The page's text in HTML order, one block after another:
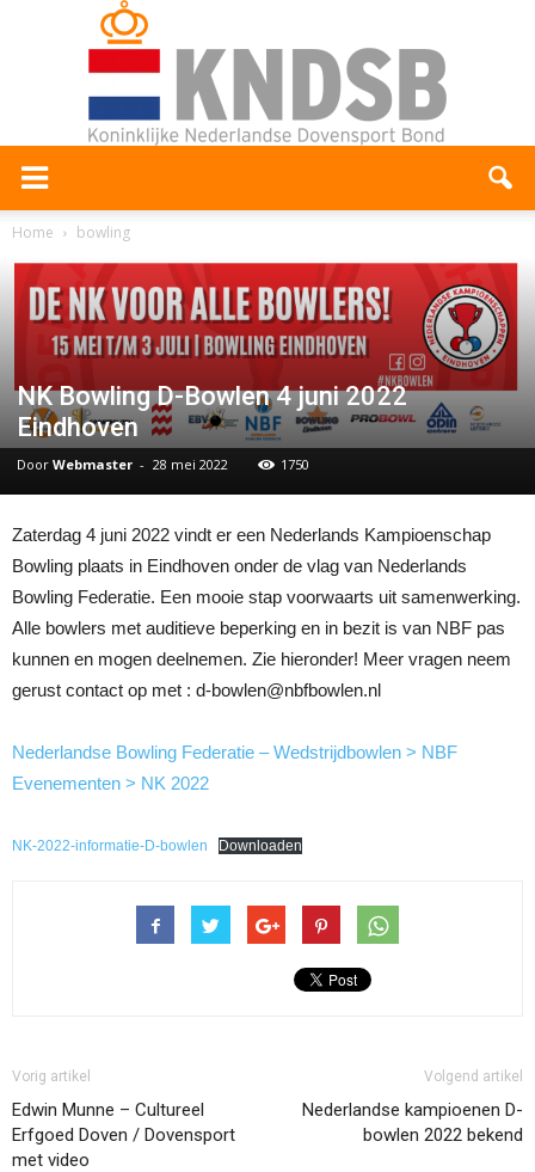
Home bowling
NK Bowling D-Bowlen 4 juni 2022
Eindhoven
Door Webmaster - 28 mei 2022 1750
Zaterdag 4 juni 2022 vindt er een Nederlands Kampioenschap
Bowling plaats in Eindhoven onder de vlag van Nederlands
Bowling Federatie. Een mooie stap voorwaarts uit samenwerking.
Alle bowlers met auditieve beperking en in bezit is van NBF pas
kunnen en mogen deelnemen. Zie hieronder! Meer vragen neem
gerust contact op met : d-bowlen@nbfbowlen.nl
Nederlandse Bowling Federatie – Wedstrijdbowlen > NBF
Evenementen > NK 2022
NK-2022-informatie-D-bowlen Downloaden
Vorig artikel
Edwin Munne – Cultureel
Erfgoed Doven / Dovensport
met video
Volgend artikel
Nederlandse kampioenen D-
bowlen 2022 bekend